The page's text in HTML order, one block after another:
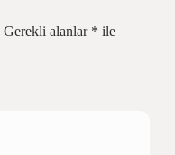
Gerekli alanlar * ile